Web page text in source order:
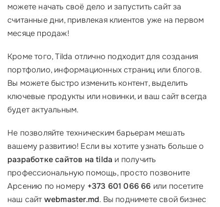
можете начать своё дело и запустить сайт за
считанные дни, привлекая клиентов уже на первом
месяце продаж!
Кроме того, Tilda отлично подходит для создания
портфолио, информационных страниц или блогов.
Вы можете быстро изменить контент, выделить
ключевые продукты или новинки, и ваш сайт всегда
будет актуальным.
Не позволяйте техническим барьерам мешать
вашему развитию! Если вы хотите узнать больше о
разработке сайтов на tilda и получить
профессиональную помощь, просто позвоните
Арсению по номеру +373 601 066 66 или посетите
наш сайтwebmaster.md. Вы поднимете свой бизнес